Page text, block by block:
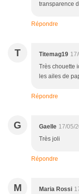
transparence
Répondre
T Titemag19
Très chouette
les ailes de
Répondre
G Gaelle 17/05/
Très joli
Répondre
M Maria Rossi